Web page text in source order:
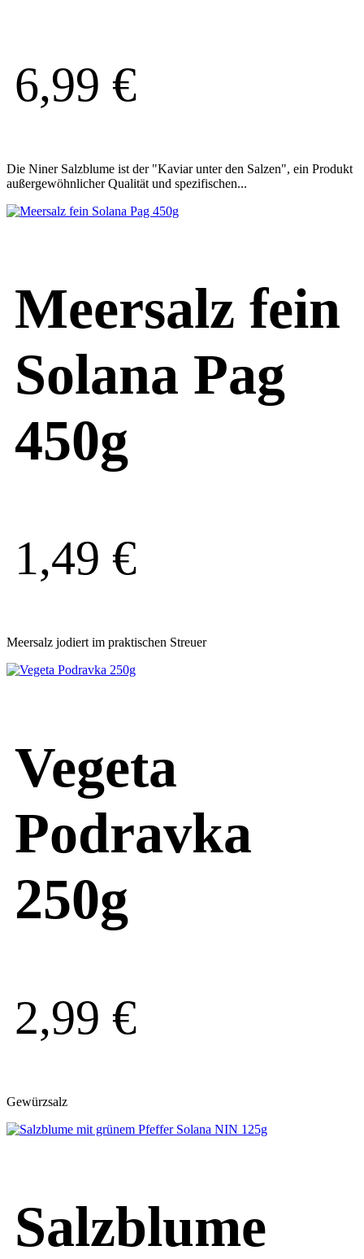
6,99 €
Die Niner Salzblume ist der "Kaviar unter den Salzen", ein Produkt
außergewöhnlicher Qualität und spezifischen...
Meersalz fein
Solana Pag
450g
1,49 €
Meersalz jodiert im praktischen Streuer
Vegeta
Podravka
250g
2,99 €
Gewürzsalz
Salzblume